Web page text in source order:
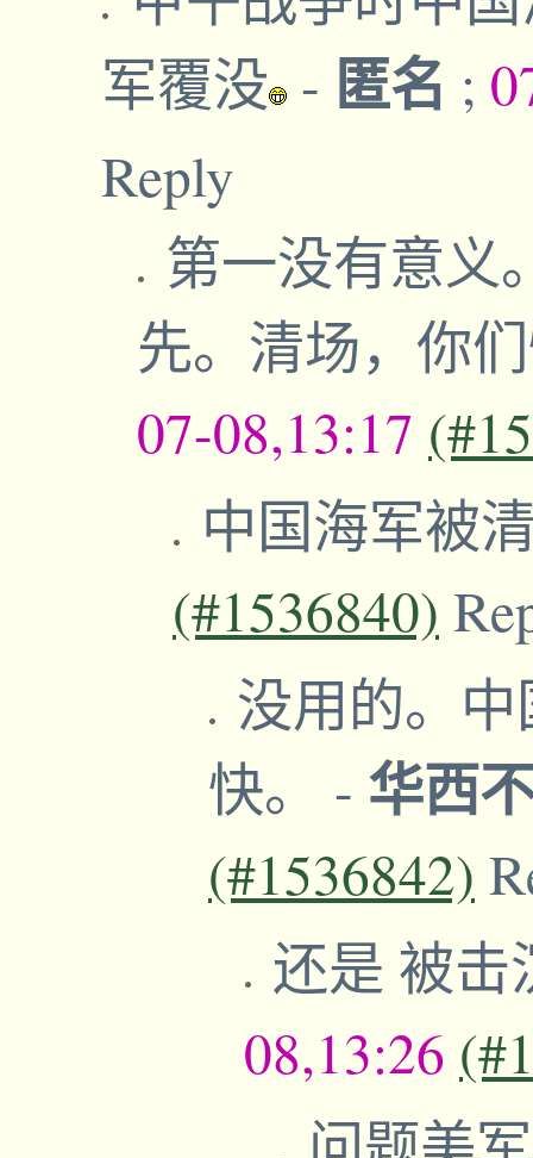
军覆没 - 匿名 ;
Reply
第一没有意义
先。清场，你
07-08,13:17
中国海军被
(#1536840)
没用的。
快。 - 华西
(#1536842)
还是 被击
08,13:26